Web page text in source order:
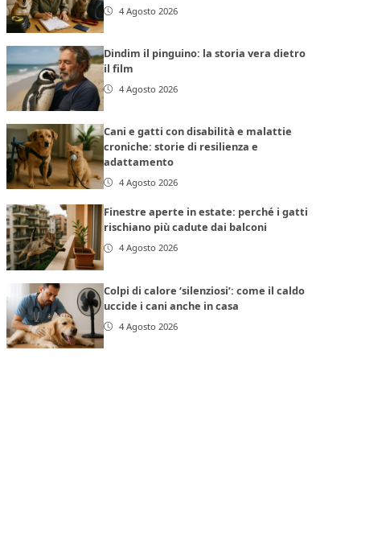
4 Agosto 2026
Dindim il pinguino: la storia vera dietro
il film
4 Agosto 2026
Cani e gatti con disabilità e malattie
croniche: storie di resilienza e
adattamento
4 Agosto 2026
Finestre aperte in estate: perché i gatti
rischiano più cadute dai balconi
4 Agosto 2026
Colpi di calore ‘silenziosi’: come il caldo
uccide i cani anche in casa
4 Agosto 2026